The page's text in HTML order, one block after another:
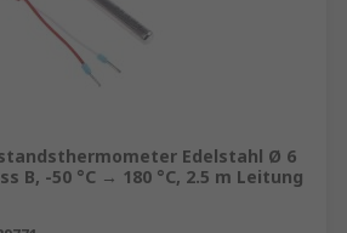
Edelstahl Ø 6
B, -50 °C → 180 °C, 2.5 m Leitung